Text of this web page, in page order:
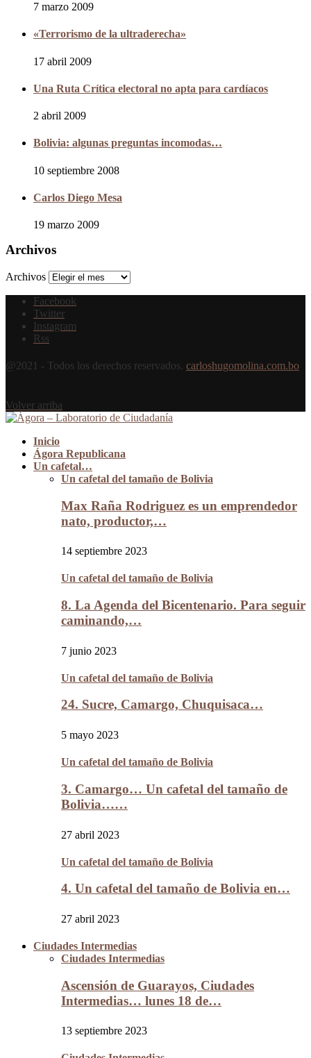
7 marzo 2009
«Terrorismo de la ultraderecha»
17 abril 2009
Una Ruta Crítica electoral no apta para cardíacos
2 abril 2009
Bolivia: algunas preguntas incomodas…
10 septiembre 2008
Carlos Diego Mesa
19 marzo 2009
Archivos
Archivos
Facebook
Twitter
Instagram
Rss
@2021 - Todos los derechos reservados. carloshugomolina.com.bo
Volver arriba
Inicio
Ágora Republicana
Un cafetal…
Un cafetal del tamaño de Bolivia
Max Raña Rodriguez es un emprendedor
nato, productor,…
14 septiembre 2023
Un cafetal del tamaño de Bolivia
8. La Agenda del Bicentenario. Para seguir
caminando,…
7 junio 2023
Un cafetal del tamaño de Bolivia
24. Sucre, Camargo, Chuquisaca…
5 mayo 2023
Un cafetal del tamaño de Bolivia
3. Camargo… Un cafetal del tamaño de
Bolivia……
27 abril 2023
Un cafetal del tamaño de Bolivia
4. Un cafetal del tamaño de Bolivia en…
27 abril 2023
Ciudades Intermedias
Ciudades Intermedias
Ascensión de Guarayos, Ciudades
Intermedias… lunes 18 de…
13 septiembre 2023